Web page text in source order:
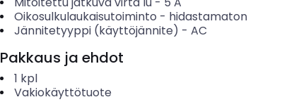
Oikosulkulaukaisutoiminto - hidastamaton
Jännitetyyppi (käyttöjännite) - AC
Pakkaus ja ehdot
1 kpl
Vakiokäyttötuote